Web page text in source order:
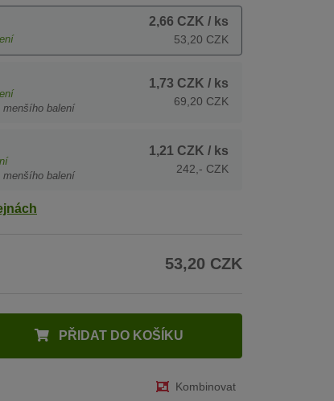
2,66 CZK / ks
53,20 CZK
balení
1,73 CZK / ks
69,20 CZK
balení
1,21 CZK / ks
242,- CZK
53,20 CZK
PŘIDAT DO KOŠÍKU
Kombinovat